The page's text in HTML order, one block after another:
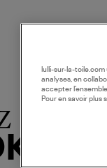
lulli-sur-la-
analyses, en
accepter
Pour en savoir plus